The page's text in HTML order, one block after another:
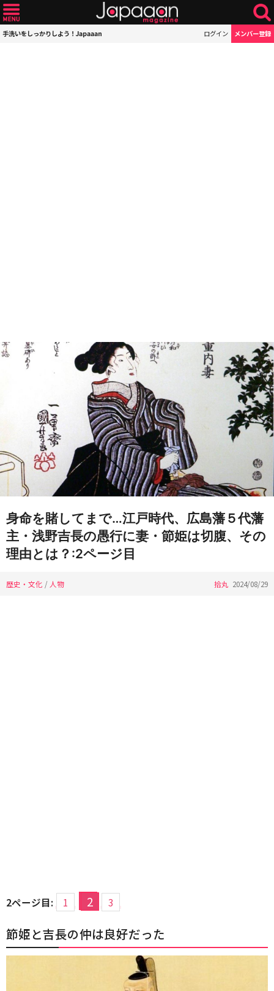
手洗いをしっかりしよう！Japaaan ログイン メンバー登録
身命を賭してまで…江戸時代、広島藩５代藩
主・浅野吉長の愚行に妻・節姫は切腹、その
理由とは？:2ページ目
歴史・文化 / 人物 拾丸 2024/08/29
2ページ目: 1 2 3
節姫と吉長の仲は良好だった